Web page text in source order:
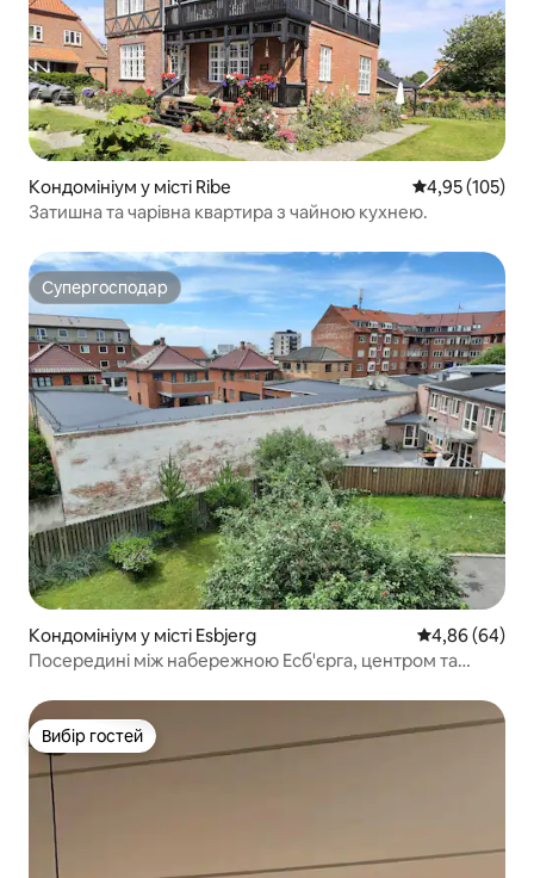
Кондомініум у місті Ribe Середня
4,95 (105)
Затишна та чарівна квартира з чайною кухнею.
Супергосподар
Супергосподар
Кондомініум у місті Esbjerg Середня
4,86 (64)
Посередині між набережною Есб'єрга, центром та
Вибір гостей
Вибір гостей